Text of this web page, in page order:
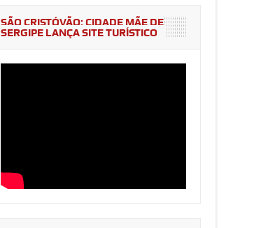
SÃO CRISTÓVÃO: CIDADE MÃE DE
SERGIPE LANÇA SITE TURÍSTICO